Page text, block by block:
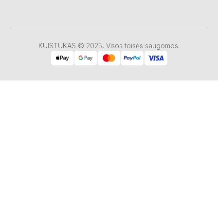
KUISTUKAS © 2025, Visos teisės saugomos.